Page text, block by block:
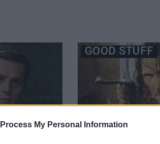
My Personal Information
GOOD STUFF